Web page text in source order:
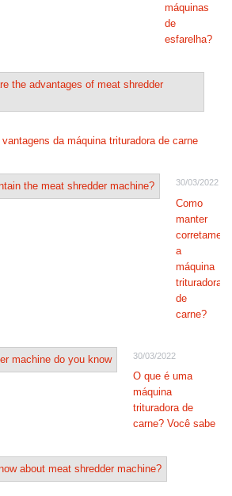
máquinas
de
esfarelha?
da máquina trituradora de carne
30/03/2022
Como
manter
a
máquina
trituradora
de
carne?
30/03/2022
O que é uma
máquina
trituradora de
carne? Você sabe